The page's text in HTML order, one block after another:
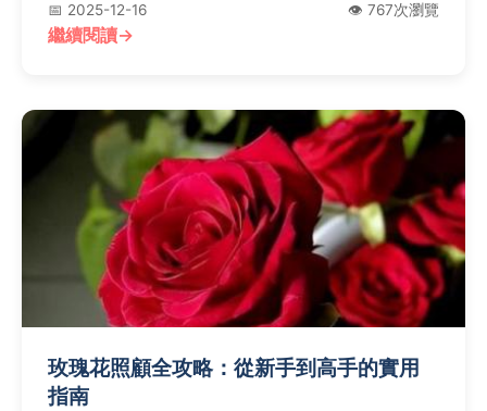
📅 2025-12-16 👁️ 767次瀏覽
繼續閱讀
玫瑰花照顧全攻略：從新手到高手的實用
指南